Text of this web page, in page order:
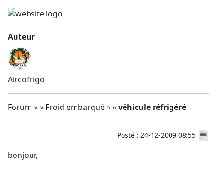
Auteur
Aircofrigo
Forum » » Froid embarqué » »véhicule réfrigéré
Posté : 24-12-2009 08:55
bonjour,